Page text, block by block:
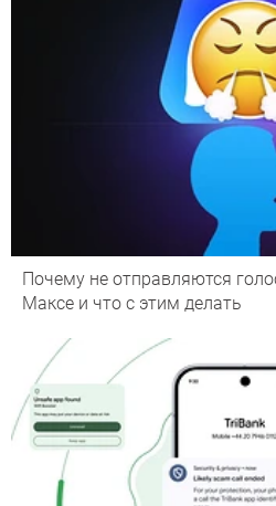
Почему не отправляются
Максе и что с этим делать